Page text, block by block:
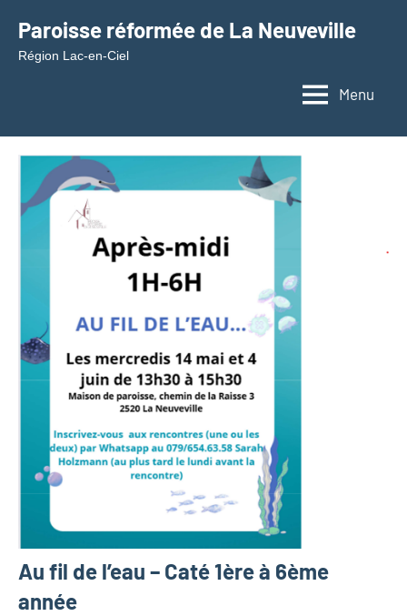
contenu
Paroisse réformée de La Neuveville
Région Lac-en-Ciel
Menu
Au fil de l’eau – Caté 1ère à 6ème
année